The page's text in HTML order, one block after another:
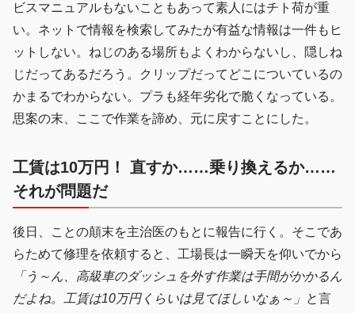
ビスマニュアルもないこともあって素人にはチト荷が重
い。ネットで情報を検索してみたが有益な情報は一件もヒ
ットしない。ねじのある場所もよくわからないし、隠しね
じだってあるだろう。クリップだってどこについているの
かまるでわからない。プラも経年劣化で脆くなっている。
思案の末、ここで作業を諦め、元に戻すことにした。
工賃は10万円！ 直すか……乗り換えるか……
それが問題だ
後日、ことの顛末を主治医のもとに報告に行く。そこであ
らためて修理を依頼すると、工場長は一瞬天を仰いでから
「う～ん、高級車のダッシュを外す作業は手間がかかるん
だよね。工賃は10万円くらいは見てほしいなぁ～」 と言